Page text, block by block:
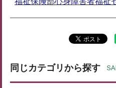
同じカテゴリから探す